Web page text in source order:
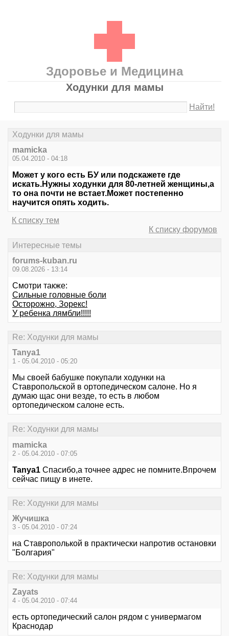
Здоровье и Медицина
Ходунки для мамы
Найти!
Ходунки для мамы
mamicka
05.04.2010 - 04:18
Может у кого есть БУ или подскажете где
искать.Нужны ходунки для 80-летней женщины,а
то она почти не встает.Может постепенно
научится опять ходить.
К списку тем
К списку форумов
Интересные темы
forums-kuban.ru
09.08.2026 - 13:14
Смотри также:
Сильные головные боли
Осторожно, Зорекс!
У ребенка лямбли!!!!!
Re: Ходунки для мамы
Tanya1
1 - 05.04.2010 - 05:20
Мы своей бабушке покупали ходунки на
Ставропольской в ортопедическом салоне. Но я
думаю щас они везде, то есть в любом
ортопедическом салоне есть.
Re: Ходунки для мамы
mamicka
2 - 05.04.2010 - 07:05
Tanya1 Спасибо,а точнее адрес не помните.Впрочем
сейчас пищу в инете.
Re: Ходунки для мамы
Жучишка
3 - 05.04.2010 - 07:24
на Ставрополькой в практически напротив остановки
"Болгария"
Re: Ходунки для мамы
Zayats
4 - 05.04.2010 - 07:44
есть ортопедический салон рядом с универмагом
Краснодар